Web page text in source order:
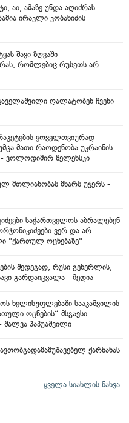
აი, ამაზე უნდა აღიძრას
ირაკლი კობახიძის
შავი ზღვაში
რომლებიც რუსეთს არ
ღალატობენ ჩვენი
ყოველთვიურად
მათი რაოდენობა უკრაინის
- ვოლოდიმირ ზელენსკი
მთლიანობას მხარს უჭერს -
საქართველოს აბრალებენ
ვერ და არ
"ქართულ ოცნებაზე"
შედეგად, რუსი გენერლის,
გარდაიცვალა - მედია
ხელისუფლებაში სააკაშვილის
ოცნების“ მსგავსი
პაპუაშვილი
ქარხანას
ყველა სიახლის ნახვა